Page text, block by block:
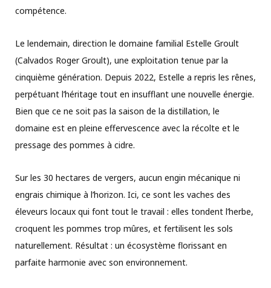
compétence.
Le lendemain, direction le domaine familial Estelle Groult
(Calvados Roger Groult), une exploitation tenue par la
cinquième génération. Depuis 2022, Estelle a repris les rênes,
perpétuant l’héritage tout en insufflant une nouvelle énergie.
Bien que ce ne soit pas la saison de la distillation, le
domaine est en pleine effervescence avec la récolte et le
pressage des pommes à cidre.
Sur les 30 hectares de vergers, aucun engin mécanique ni
engrais chimique à l’horizon. Ici, ce sont les vaches des
éleveurs locaux qui font tout le travail : elles tondent l’herbe,
croquent les pommes trop mûres, et fertilisent les sols
naturellement. Résultat : un écosystème florissant en
parfaite harmonie avec son environnement.